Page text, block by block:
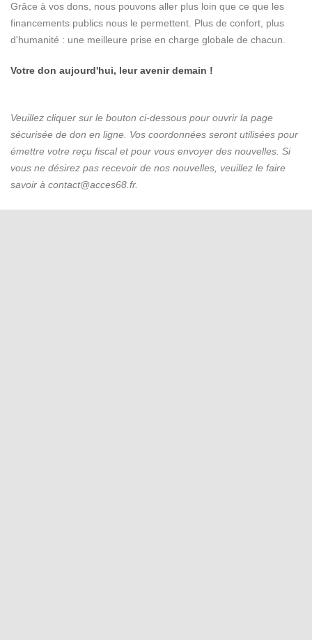
Grâce à vos dons, nous pouvons aller plus loin que ce que les
financements publics nous le permettent. Plus de confort, plus
d'humanité : une meilleure prise en charge globale de chacun.
Votre don aujourd'hui, leur avenir demain !
Veuillez cliquer sur le bouton ci-dessous pour ouvrir la page
sécurisée de don en ligne. Vos coordonnées seront utilisées pour
émettre votre reçu fiscal et pour vous envoyer des nouvelles. Si
vous ne désirez pas recevoir de nos nouvelles, veuillez le faire
savoir à contact@acces68.fr.